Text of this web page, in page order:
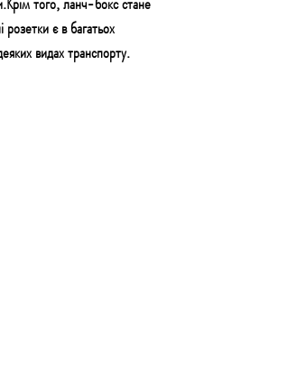
є в багатьох
видах транспорту.